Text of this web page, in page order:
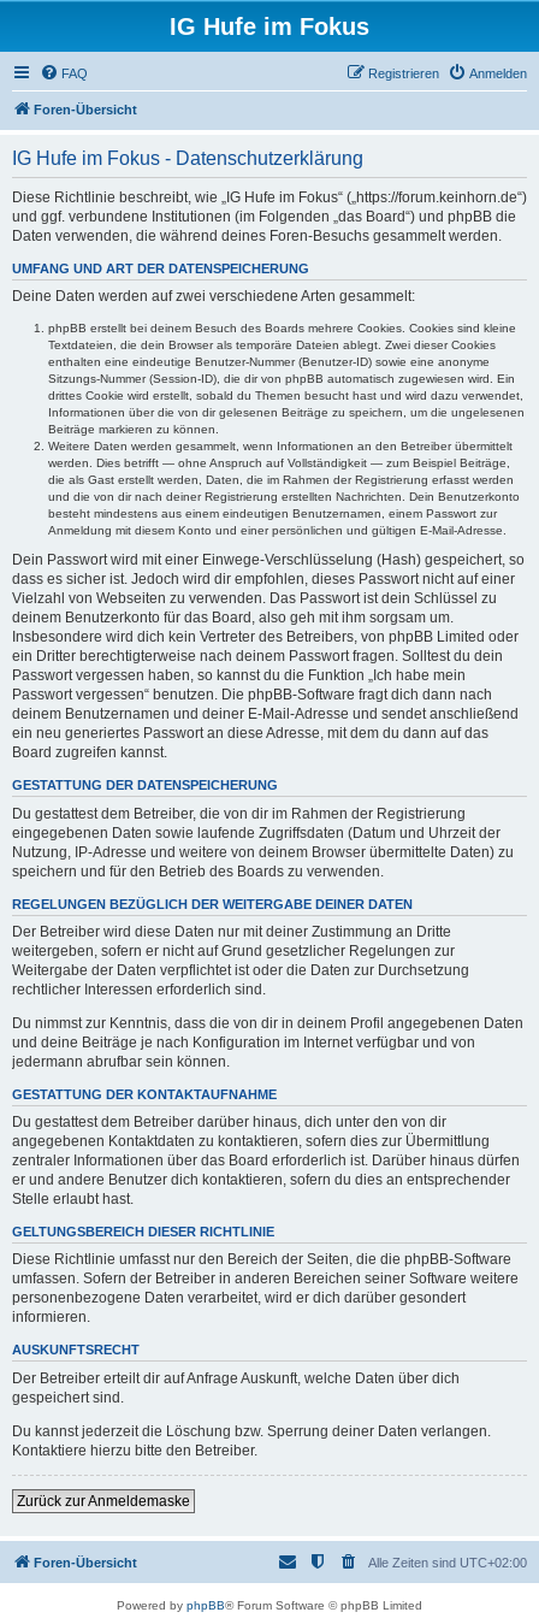
IG Hufe im Fokus
FAQ Anmelden
Registrieren
Foren-Übersicht
IG Hufe im Fokus - Datenschutzerklärung
Diese Richtlinie beschreibt, wie „IG Hufe im Fokus“ („https://forum.keinhorn.de“)
und ggf. verbundene Institutionen (im Folgenden „das Board“) und phpBB die
Daten verwenden, die während deines Foren-Besuchs gesammelt werden.
UMFANG UND ART DER DATENSPEICHERUNG
Deine Daten werden auf zwei verschiedene Arten gesammelt:
phpBB erstellt bei deinem Besuch des Boards mehrere Cookies. Cookies sind kleine
Textdateien, die dein Browser als temporäre Dateien ablegt. Zwei dieser Cookies
enthalten eine eindeutige Benutzer-Nummer (Benutzer-ID) sowie eine anonyme
Sitzungs-Nummer (Session-ID), die dir von phpBB automatisch zugewiesen wird. Ein
drittes Cookie wird erstellt, sobald du Themen besucht hast und wird dazu verwendet,
Informationen über die von dir gelesenen Beiträge zu speichern, um die ungelesenen
Beiträge markieren zu können.
Weitere Daten werden gesammelt, wenn Informationen an den Betreiber übermittelt
werden. Dies betrifft — ohne Anspruch auf Vollständigkeit — zum Beispiel Beiträge,
die als Gast erstellt werden, Daten, die im Rahmen der Registrierung erfasst werden
und die von dir nach deiner Registrierung erstellten Nachrichten. Dein Benutzerkonto
besteht mindestens aus einem eindeutigen Benutzernamen, einem Passwort zur
Anmeldung mit diesem Konto und einer persönlichen und gültigen E-Mail-Adresse.
Dein Passwort wird mit einer Einwege-Verschlüsselung (Hash) gespeichert, so
dass es sicher ist. Jedoch wird dir empfohlen, dieses Passwort nicht auf einer
Vielzahl von Webseiten zu verwenden. Das Passwort ist dein Schlüssel zu
deinem Benutzerkonto für das Board, also geh mit ihm sorgsam um.
Insbesondere wird dich kein Vertreter des Betreibers, von phpBB Limited oder
ein Dritter berechtigterweise nach deinem Passwort fragen. Solltest du dein
Passwort vergessen haben, so kannst du die Funktion „Ich habe mein
Passwort vergessen“ benutzen. Die phpBB-Software fragt dich dann nach
deinem Benutzernamen und deiner E-Mail-Adresse und sendet anschließend
ein neu generiertes Passwort an diese Adresse, mit dem du dann auf das
Board zugreifen kannst.
GESTATTUNG DER DATENSPEICHERUNG
Du gestattest dem Betreiber, die von dir im Rahmen der Registrierung
eingegebenen Daten sowie laufende Zugriffsdaten (Datum und Uhrzeit der
Nutzung, IP-Adresse und weitere von deinem Browser übermittelte Daten) zu
speichern und für den Betrieb des Boards zu verwenden.
REGELUNGEN BEZÜGLICH DER WEITERGABE DEINER DATEN
Der Betreiber wird diese Daten nur mit deiner Zustimmung an Dritte
weitergeben, sofern er nicht auf Grund gesetzlicher Regelungen zur
Weitergabe der Daten verpflichtet ist oder die Daten zur Durchsetzung
rechtlicher Interessen erforderlich sind.
Du nimmst zur Kenntnis, dass die von dir in deinem Profil angegebenen Daten
und deine Beiträge je nach Konfiguration im Internet verfügbar und von
jedermann abrufbar sein können.
GESTATTUNG DER KONTAKTAUFNAHME
Du gestattest dem Betreiber darüber hinaus, dich unter den von dir
angegebenen Kontaktdaten zu kontaktieren, sofern dies zur Übermittlung
zentraler Informationen über das Board erforderlich ist. Darüber hinaus dürfen
er und andere Benutzer dich kontaktieren, sofern du dies an entsprechender
Stelle erlaubt hast.
GELTUNGSBEREICH DIESER RICHTLINIE
Diese Richtlinie umfasst nur den Bereich der Seiten, die die phpBB-Software
umfassen. Sofern der Betreiber in anderen Bereichen seiner Software weitere
personenbezogene Daten verarbeitet, wird er dich darüber gesondert
informieren.
AUSKUNFTSRECHT
Der Betreiber erteilt dir auf Anfrage Auskunft, welche Daten über dich
gespeichert sind.
Du kannst jederzeit die Löschung bzw. Sperrung deiner Daten verlangen.
Kontaktiere hierzu bitte den Betreiber.
Zurück zur Anmeldemaske
Foren-Übersicht Alle Zeiten sind UTC+02:00
Powered by phpBB® Forum Software © phpBB Limited